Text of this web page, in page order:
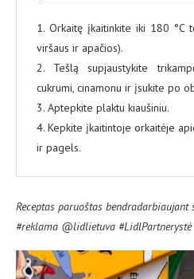
1. Orkaitę įkaitinkite iki 180 °C
viršaus ir apačios).
2. Tešlą supjaustykite
cukrumi, cinamonu ir įsukite po
3. Aptepkite plaktu kiaušiniu.
4. Kepkite įkaitintoje orkaitėje
ir pagels.
Receptas paruoštas bendradarbiaujant
#reklama @lidlietuva #LidlPartnerystė